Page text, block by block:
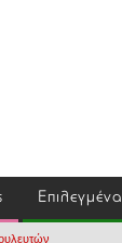
Επιλεγμένα